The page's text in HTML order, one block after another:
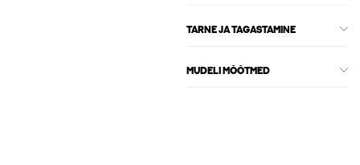
TARNE JA TAGASTAMINE
MUDELI MÕÕTMED